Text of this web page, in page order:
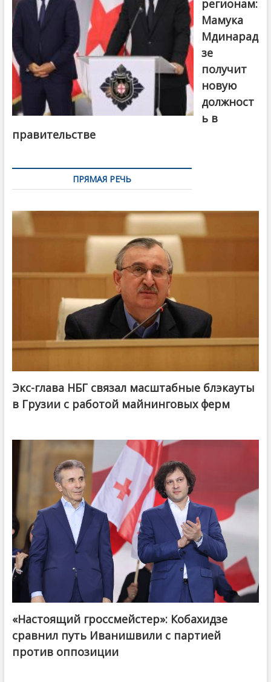
регионам:
Мамука
Мдинарад
зе
получит
новую
должност
ь в
правительстве
ПРЯМАЯ РЕЧЬ
Экс-глава НБГ связал масштабные блэкауты
в Грузии с работой майнинговых ферм
@ქართული ოცნება / Georgian Dream
«Настоящий гроссмейстер»: Кобахидзе
сравнил путь Иванишвили с партией
против оппозиции